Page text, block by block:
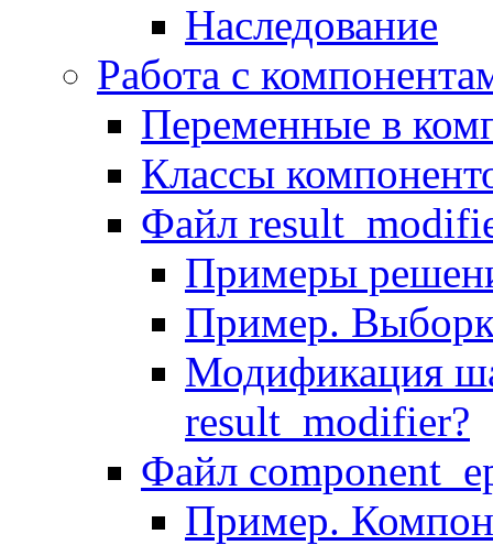
Наследование
Работа с
Переменные в
Классы
Файл
Примеры
Пример.
Модификация
result_modifier?
Файл
Пример.